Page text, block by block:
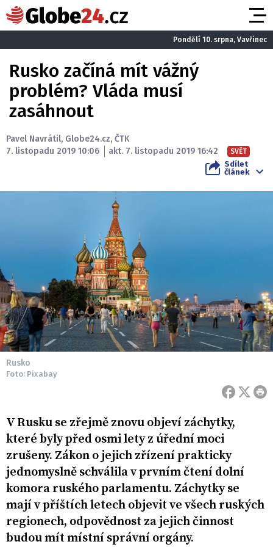
Pondělí 10. srpna, Vavřinec
Rusko začíná mít vážný
problém? Vláda musí
zasáhnout
Pavel Navrátil, Globe24.cz, ČTK
7. listopadu 2019 10:06
akt. 7. listopadu 2019 16:42 SVĚT
Sdílet
článek
Rusko
Foto: Pixabay
V Rusku se zřejmě znovu objeví záchytky,
které byly před osmi lety z úřední moci
zrušeny. Zákon o jejich zřízení prakticky
jednomyslně schválila v prvním čtení dolní
komora ruského parlamentu. Záchytky se
mají v příštích letech objevit ve všech ruských
regionech, odpovědnost za jejich činnost
budou mít místní správní orgány.